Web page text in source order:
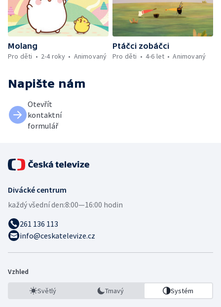
Molang
Pro děti
2-4 roky Animovaný
Ptáčci zobáčci
Pro děti
4-6 let Animovaný
Napište nám
Otevřít
kontaktní
formulář
Divácké centrum
každý všední den:8:00—16:00 hodin
261 136 113
info@ceskatelevize.cz
Vzhled
Světlý Tmavý Systém